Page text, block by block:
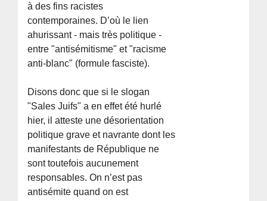
à des fins racistes
contemporaines. D’où le lien
ahurissant - mais très politique -
entre "antisémitisme" et "racisme
anti-blanc" (formule fasciste).
Disons donc que si le slogan
"Sales Juifs" a en effet été hurlé
hier, il atteste une désorientation
politique grave et navrante dont les
manifestants de République ne
sont toutefois aucunement
responsables. On n’est pas
antisémite quand on est